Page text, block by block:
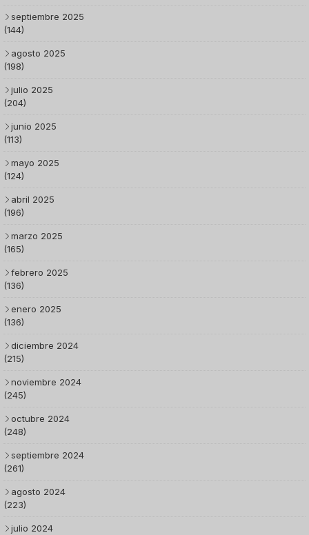
septiembre 2025
(144)
agosto 2025
(198)
julio 2025
(204)
junio 2025
(113)
mayo 2025
(124)
abril 2025
(196)
marzo 2025
(165)
febrero 2025
(136)
enero 2025
(136)
diciembre 2024
(215)
noviembre 2024
(245)
octubre 2024
(248)
septiembre 2024
(261)
agosto 2024
(223)
julio 2024